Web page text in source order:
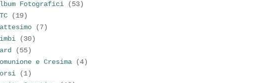
Fotografici
(53)
(19)
(7)
(30)
(55)
e Cresima
(4)
(1)